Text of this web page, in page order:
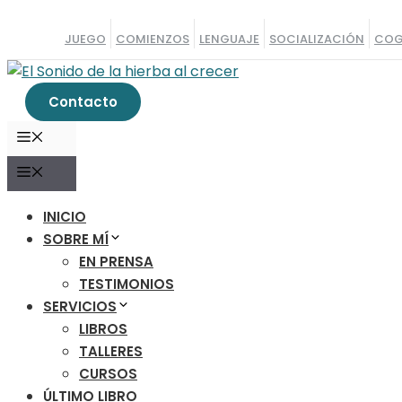
contenido
JUEGO COMIENZOS LENGUAJE SOCIALIZACIÓN
Contacto
INICIO
SOBRE MÍ
EN PRENSA
TESTIMONIOS
SERVICIOS
LIBROS
TALLERES
CURSOS
ÚLTIMO LIBRO